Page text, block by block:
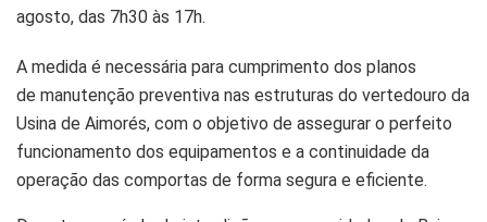
agosto, das 7h30 às 17h.
A medida é necessária para cumprimento dos planos
de manutenção preventiva nas estruturas do vertedouro da
Usina de Aimorés, com o objetivo de assegurar o perfeito
funcionamento dos equipamentos e a continuidade da
operação das comportas de forma segura e eficiente.